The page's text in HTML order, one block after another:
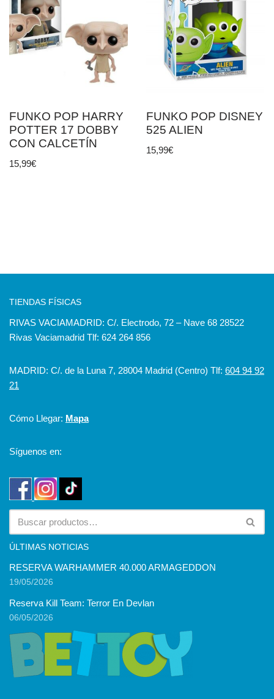
FUNKO POP HARRY
POTTER 17 DOBBY
CON CALCETÍN
15,99€
FUNKO POP DISNEY
525 ALIEN
15,99€
TIENDAS FÍSICAS
RIVAS VACIAMADRID: C/. Electrodo, 72 – Nave 68 28522
Rivas Vaciamadrid Tlf: 624 264 856
MADRID: C/. de la Luna 7, 28004 Madrid (Centro) Tlf: 604 94 92
21
Cómo Llegar: Mapa
Síguenos en:
ÚLTIMAS NOTICIAS
RESERVA WARHAMMER 40.000 ARMAGEDDON
19/05/2026
Reserva Kill Team: Terror En Devlan
06/05/2026